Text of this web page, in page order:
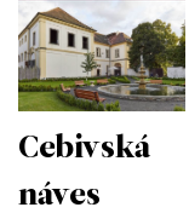
Cebivská
náves